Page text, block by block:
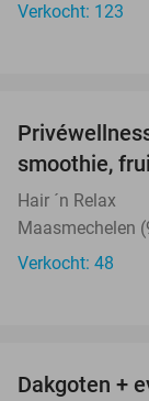
Verkocht: 123
smoothie,
Hair ´n Relax
Maasmechelen
Verkocht: 48
Dakgoten +